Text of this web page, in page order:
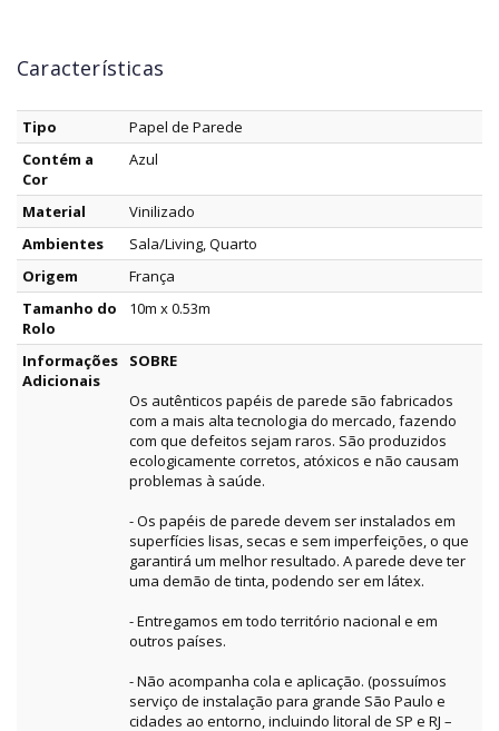
Características
Tipo
Papel de Parede
Contém a
Cor
Azul
Material
Vinilizado
Ambientes
Sala/Living, Quarto
Origem
França
Tamanho do
Rolo
10m x 0.53m
Informações
Adicionais
SOBRE
Os autênticos papéis de parede são fabricados
com a mais alta tecnologia do mercado, fazendo
com que defeitos sejam raros. São produzidos
ecologicamente corretos, atóxicos e não causam
problemas à saúde.
- Os papéis de parede devem ser instalados em
superfícies lisas, secas e sem imperfeições, o que
garantirá um melhor resultado. A parede deve ter
uma demão de tinta, podendo ser em látex.
- Entregamos em todo território nacional e em
outros países.
- Não acompanha cola e aplicação. (possuímos
serviço de instalação para grande São Paulo e
cidades ao entorno, incluindo litoral de SP e RJ –